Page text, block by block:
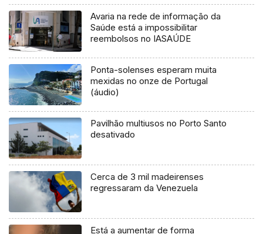
Avaria na rede de informação da
Saúde está a impossibilitar
reembolsos no IASAÚDE
Ponta-solenses esperam muita
mexidas no onze de Portugal
(áudio)
Pavilhão multiusos no Porto Santo
desativado
Cerca de 3 mil madeirenses
regressaram da Venezuela
Está a aumentar de forma